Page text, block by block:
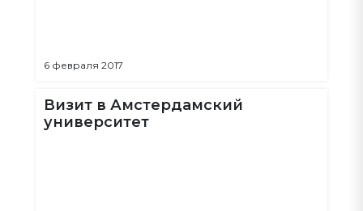
6 февраля 2017
Визит в Амстердамский
университет